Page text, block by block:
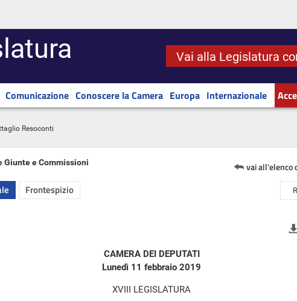
Vai alla Legislatura
Comunicazione Conoscere la Camera Europa Internazionale
Resoconti
Giunte e Commissioni vai all'elenco
Frontespizio
CAMERA DEI DEPUTATI
Lunedì 11 febbraio 2019
XVIII LEGISLATURA